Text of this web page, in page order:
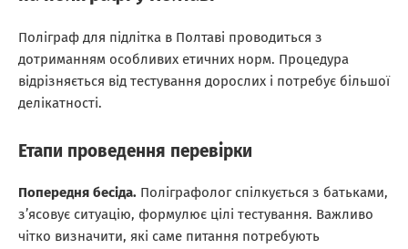
Поліграф для підлітка в Полтаві проводиться з
дотриманням особливих етичних норм. Процедура
відрізняється від тестування дорослих і потребує більшої
делікатності.
Етапи проведення перевірки
Попередня бесіда. Поліграфолог спілкується з батьками,
з’ясовує ситуацію, формулює цілі тестування. Важливо
чітко визначити, які саме питання потребують